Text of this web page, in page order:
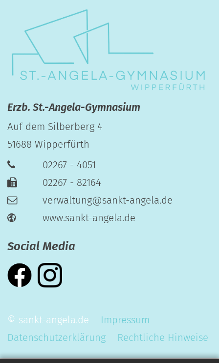
Erzb. St.-Angela-Gymnasium
Auf dem Silberberg 4
51688 Wipperfürth
02267 - 4051
02267 - 82164
verwaltung@sankt-angela.de
www.sankt-angela.de
Social Media
© sankt-angela.de
Impressum
Datenschutzerklärung
Rechtliche Hinweise